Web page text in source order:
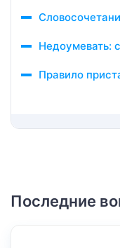
Недоумевать:
Правило
Последние